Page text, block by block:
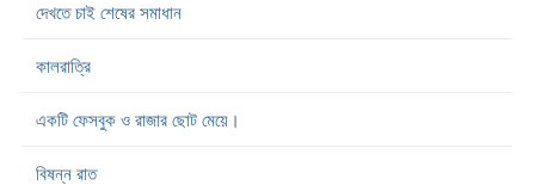
দেখতে চাই শেষের সমাধান
কালরাত্রি
একটি ফেসবুক ও রাজার ছোট মেয়ে।
বিষন্ন রাত